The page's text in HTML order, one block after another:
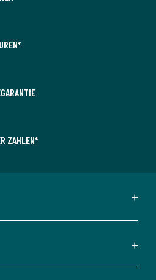
ZAHLEN*